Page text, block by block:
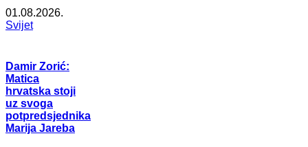
01.08.2026.
Svijet
Damir Zorić:
Matica
hrvatska stoji
uz svoga
potpredsjednika
Marija Jareba